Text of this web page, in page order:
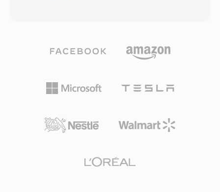
iPadOS, dan Apple TV, dan versi tanpa proteksi
bekerja dengan lancar di sebagian besar
Format ini mendapatkan daya tarik yang
dominan untuk membeli dan menyewa film
serta acara TV digital. Kompatibilitas dengan
video dan audio dalam file M4V bebas DRM
beralih ke rate yang lebih rendah, menukar
Mekanisme adaptif ini didefinisikan oleh
spesifikasi 3GPP dan mewakili salah satu codec
global, dipakai dalam miliaran panggilan seluler.
kbps hanya memakan sekitar 90 KB, praktis